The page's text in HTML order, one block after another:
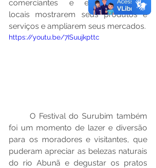
comerciantes e empreendedores
locais mostrarem seus produtos e
serviços e ampliarem seus mercados.
https://youtu.be/7ISuujkpttc
O Festival do Surubim também
foi um momento de lazer e diversão
para os moradores e visitantes, que
puderam apreciar as belezas naturais
do rio Abunã e degustar os pratos